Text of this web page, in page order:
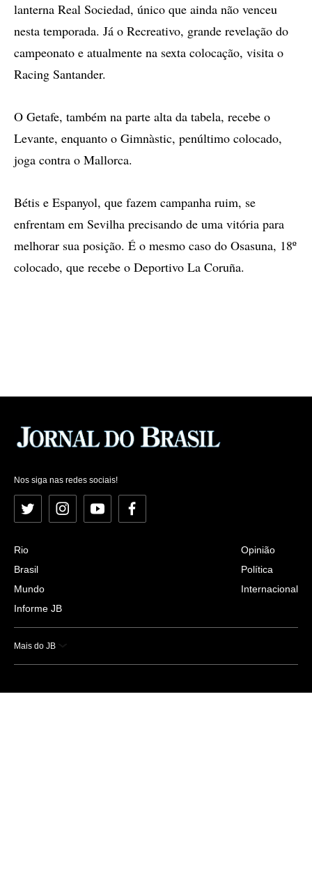
lanterna Real Sociedad, único que ainda não venceu
nesta temporada. Já o Recreativo, grande revelação do
campeonato e atualmente na sexta colocação, visita o
Racing Santander.
O Getafe, também na parte alta da tabela, recebe o
Levante, enquanto o Gimnàstic, penúltimo colocado,
joga contra o Mallorca.
Bétis e Espanyol, que fazem campanha ruim, se
enfrentam em Sevilha precisando de uma vitória para
melhorar sua posição. É o mesmo caso do Osasuna, 18º
colocado, que recebe o Deportivo La Coruña.
Nos siga nas redes sociais!
Twitter InstagramYouTubeFacebook
Rio
Brasil
Mundo
Informe JB
Opinião
Política
Internacional
Mais do JB
Esportes